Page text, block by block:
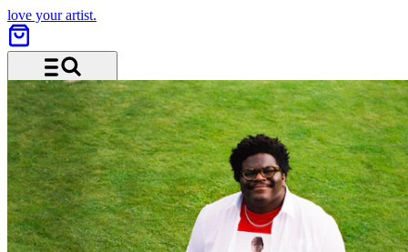
love your artist.
Menü und Suche